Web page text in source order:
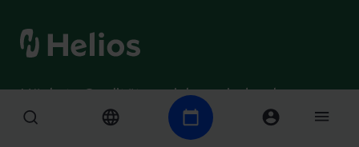
Höchste Qualität erreichen wir durch
Professionalität und enge Zusammenarbeit.
Deshalb tauschen wir uns in unserem